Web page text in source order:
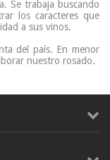
Se trabaja buscando
los caracteres que
a sus vinos.
del país. En menor
nuestro rosado.